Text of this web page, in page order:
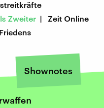
Zweiter | Zeit Online
Shownotes